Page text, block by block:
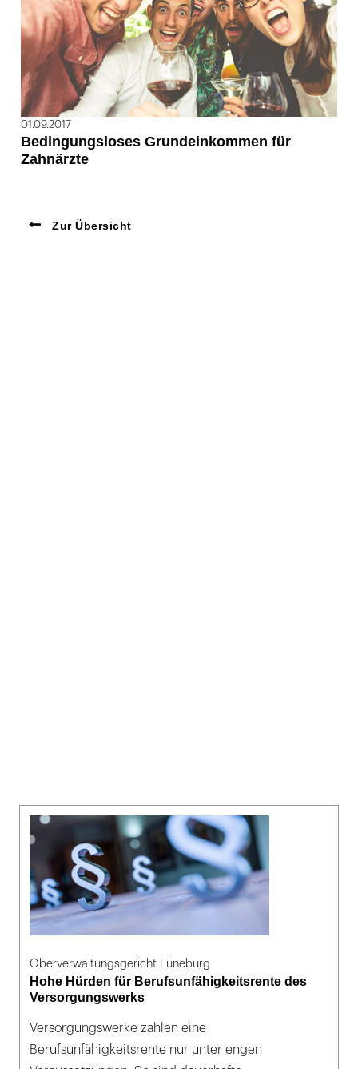
01.09.2017
Bedingungsloses Grundeinkommen für
Zahnärzte
Zur Übersicht
Oberverwaltungsgericht Lüneburg
Hohe Hürden für Berufsunfähigkeitsrente des
Versorgungswerks
Versorgungswerke zahlen eine
Berufsunfähigkeitsrente nur unter engen